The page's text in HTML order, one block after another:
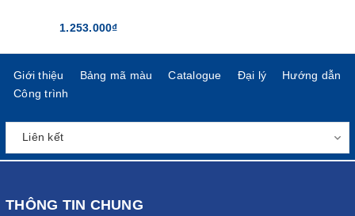
1.253.000₫
Giới thiệu Bảng mã màu Catalogue Đại lý
Hướng dẫn
Công trình
THÔNG TIN CHUNG